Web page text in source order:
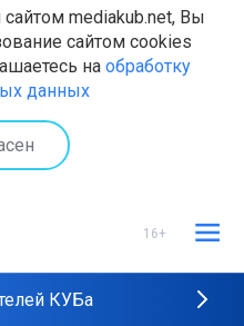
mediakub.net, Вы
сайтом cookies
на обработку
данных
16+
КУБа